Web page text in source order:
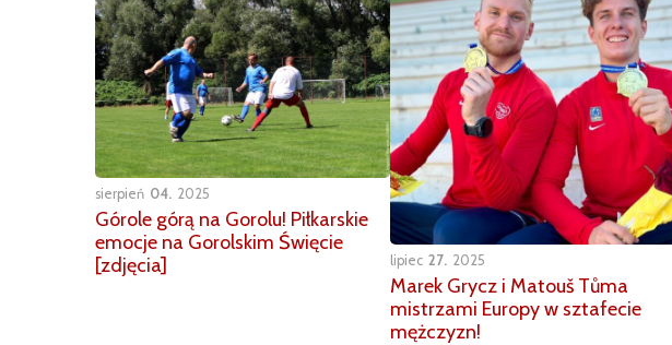
sierpień 04 2025
Górole górą na Gorolu! Piłkarskie
emocje na Gorolskim Święcie
[zdjęcia]
lipiec 27 2025
Marek Grycz i Matouš Tůma
mistrzami Europy w sztafecie
mężczyzn!